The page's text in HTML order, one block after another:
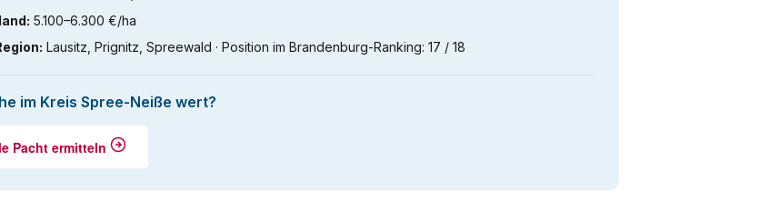
5.100–6.300 €/ha
Lausitz, Prignitz, Spreewald · Position im Brandenburg-Ranking: 17 / 18
im Kreis Spree-Neiße wert?
Pacht ermitteln